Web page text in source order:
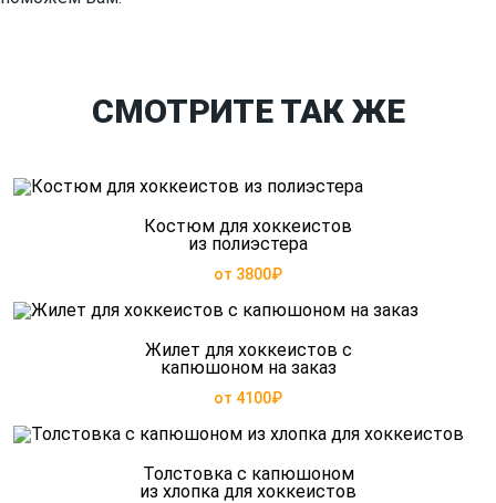
СМОТРИТЕ ТАК ЖЕ
Костюм для хоккеистов
из полиэстера
от 3800₽
Жилет для хоккеистов с
капюшоном на заказ
от 4100₽
Толстовка с капюшоном
из хлопка для хоккеистов